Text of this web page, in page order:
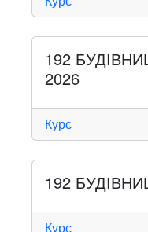
192
2026
Курс
192
Курс